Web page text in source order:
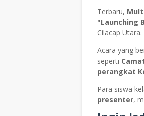
Terbaru,
"Launching
Cilacap Utara.
Acara yang
seperti
perangkat
Para siswa
presenter,